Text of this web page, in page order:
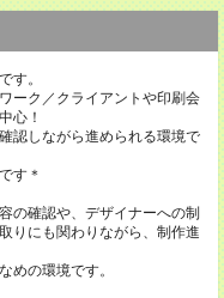
す。
ーク／クライアントや印刷会
心！
認しながら進められる環境で
す＊
の確認や、デザイナーへの制
りにも関わりながら、制作進
めの環境です。